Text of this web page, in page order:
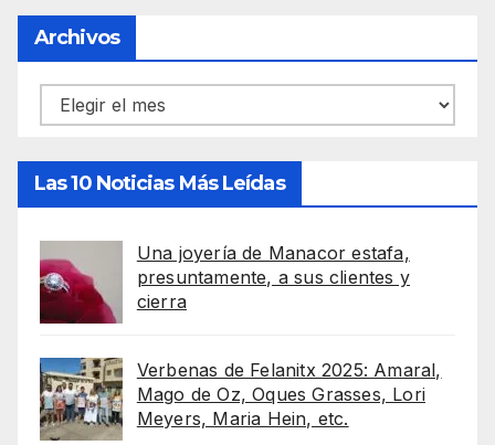
Archivos
Archivos
Las 10 Noticias Más Leídas
Una joyería de Manacor estafa,
presuntamente, a sus clientes y
cierra
Verbenas de Felanitx 2025: Amaral,
Mago de Oz, Oques Grasses, Lori
Meyers, Maria Hein, etc.